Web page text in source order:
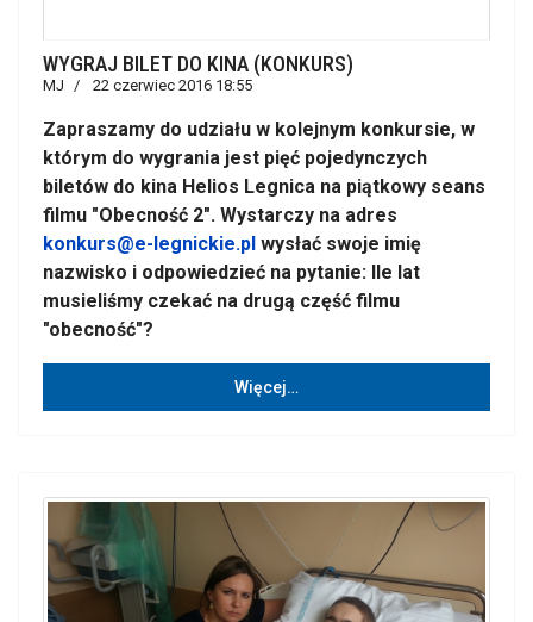
WYGRAJ BILET DO KINA (KONKURS)
MJ 22 czerwiec 2016 18:55
Zapraszamy do udziału w kolejnym konkursie, w
którym do wygrania jest pięć pojedynczych
biletów do kina Helios Legnica na piątkowy seans
filmu "Obecność 2". Wystarczy na adres
konkurs@e-legnickie.pl wysłać swoje imię
nazwisko i odpowiedzieć na pytanie: Ile lat
musieliśmy czekać na drugą część filmu
"obecność"?
Więcej…